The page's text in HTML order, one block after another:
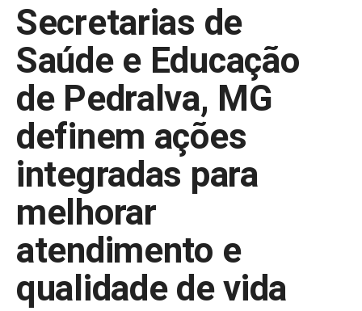
Secretarias de
Saúde e Educação
de Pedralva, MG
definem ações
integradas para
melhorar
atendimento e
qualidade de vida